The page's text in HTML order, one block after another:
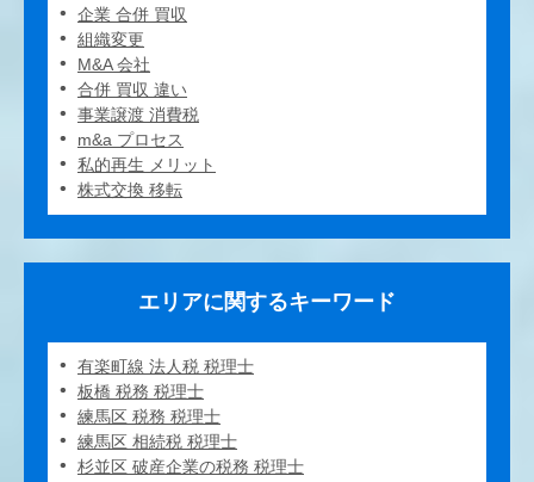
企業 合併 買収
組織変更
M&A 会社
合併 買収 違い
事業譲渡 消費税
m&a プロセス
私的再生 メリット
株式交換 移転
エリアに関するキーワード
有楽町線 法人税 税理士
板橋 税務 税理士
練馬区 税務 税理士
練馬区 相続税 税理士
杉並区 破産企業の税務 税理士